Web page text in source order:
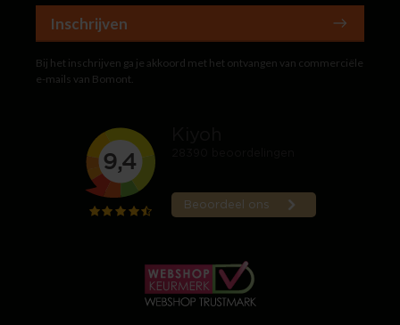
Inschrijven
Bij het inschrijven ga je akkoord met het ontvangen van commerciële
e-mails van Bomont.